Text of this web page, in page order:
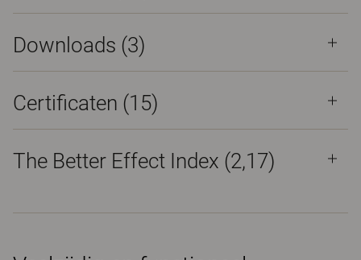
Downloads (3)
Certificaten (15)
The Better Effect Index (2,17)